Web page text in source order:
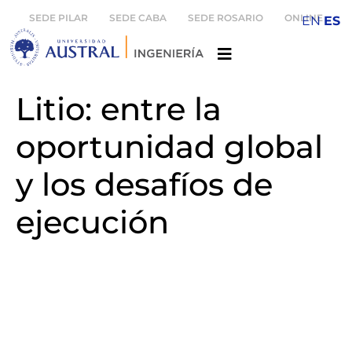
SEDE PILAR SEDE CABA SEDE ROSARIO ONLINE
Litio: entre la
oportunidad global
y los desafíos de
ejecución
EN ES